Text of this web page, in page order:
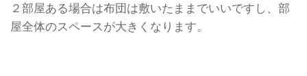
２部屋ある場合は布団は敷いたままでいいですし、部
屋全体のスペースが大きくなります。